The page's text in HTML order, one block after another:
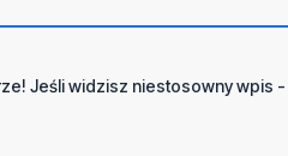
Jeśli widzisz niestosowny wpis